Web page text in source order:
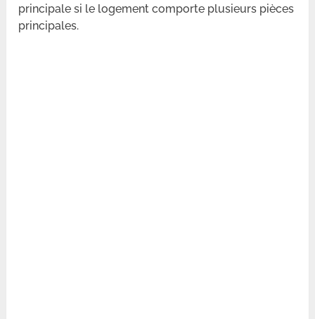
principale si le logement comporte plusieurs pièces
principales.